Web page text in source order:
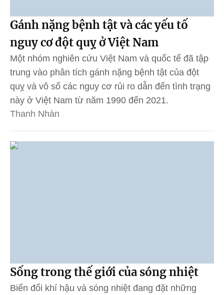
Gánh nặng bệnh tật và các yếu tố
nguy cơ đột quỵ ở Việt Nam
Một nhóm nghiên cứu Việt Nam và quốc tế đã tập
trung vào phân tích gánh nặng bệnh tật của đột
quỵ và vô số các nguy cơ rủi ro dẫn đến tình trạng
này ở Việt Nam từ năm 1990 đến 2021.
Thanh Nhàn
Sống trong thế giới của sóng nhiệt
Biến đổi khí hậu và sóng nhiệt đang đặt những